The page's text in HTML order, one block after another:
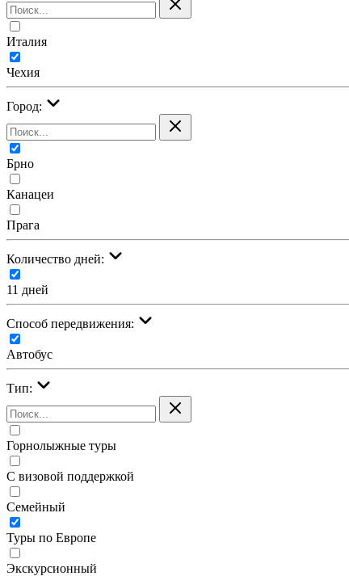
Италия
Чехия
Город:
Брно
Канацеи
Прага
Количество дней:
11 дней
Cпособ передвижения:
Автобус
Тип:
Горнолыжные туры
С визовой поддержкой
Семейный
Туры по Европе
Экскурсионный